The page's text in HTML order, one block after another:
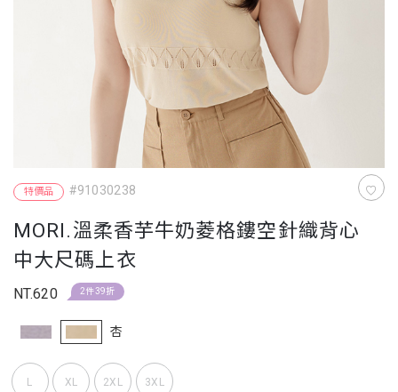
特價品 #91030238
MORI.溫柔香芋牛奶菱格鏤空針織背心
中大尺碼上衣
NT.620 2件39折
杏
L XL 2XL 3XL